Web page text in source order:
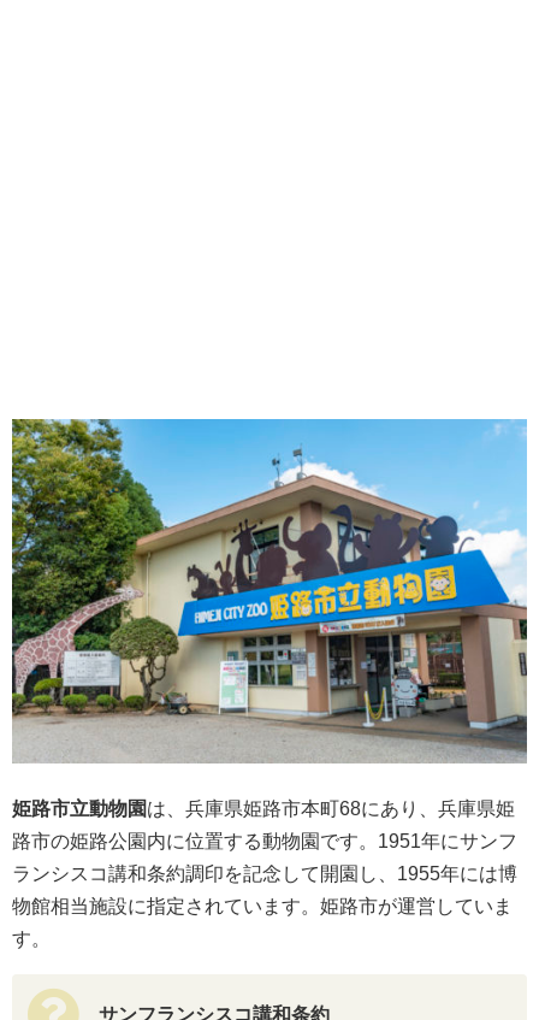
姫路市立動物園は、兵庫県姫路市本町68にあり、兵庫県姫
路市の姫路公園内に位置する動物園です。1951年にサンフ
ランシスコ講和条約調印を記念して開園し、1955年には博
物館相当施設に指定されています。姫路市が運営していま
す。
サンフランシスコ講和条約